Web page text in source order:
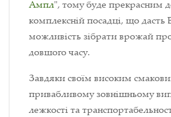
Ампл", тому буде прекрасним
комплексній посадці, що дасть
можливість зібрати врожай
довшого часу.
Завдяки своїм високим
привабливому зовнішньому
лежкості та